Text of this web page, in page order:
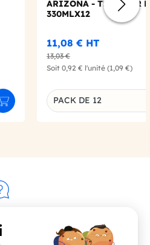
Ajouter au panier
ARIZONA - THE NOIR
330MLX12
11,08 € HT
13,03 €
Soit 0,92 € l'unité (1,09 €)
Déclinaison du produit
PACK DE 12
nous
91 20 80